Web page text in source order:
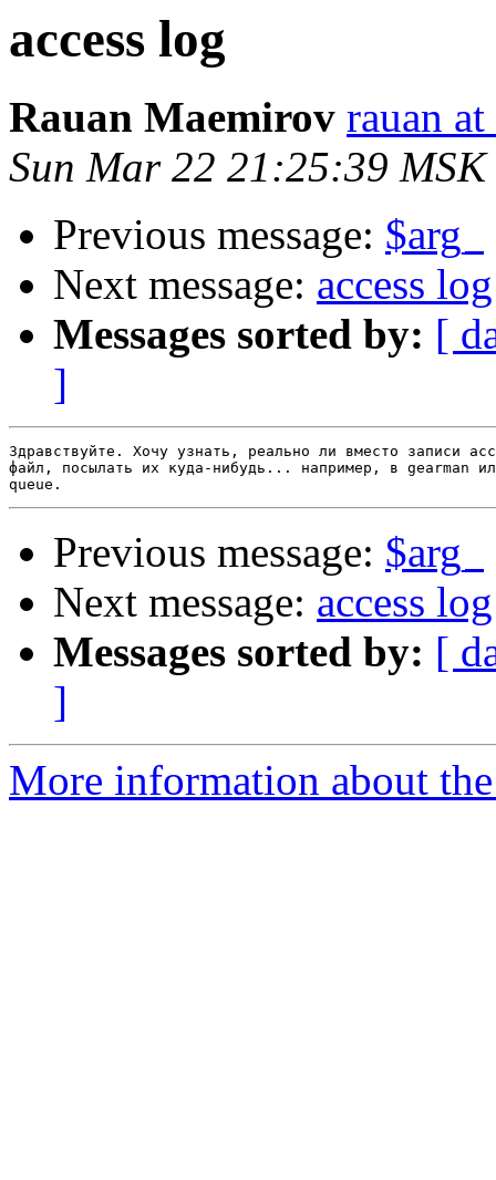
access log
Rauan Maemirov rauan
Sun Mar 22 21:25:39 MSK
Previous message: $arg_
Next message: access log
Messages sorted by: [
]
Здравствуйте. Хочу узнать, реально ли вместо записи
файл, посылать их куда-нибудь... например, в gearman
Previous message: $arg_
Next message: access log
Messages sorted by: [
]
More information about